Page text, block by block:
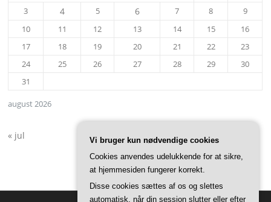
august 2026
3
4 5 6 7 8
9
10
11 12 13 14 15
16
17
18 19 20 21 22
23
24
25 26 27 28 29
30
31
« jul
Vi bruger kun nødvendige cookies
Cookies anvendes udelukkende for at sikre,
at hjemmesiden fungerer korrekt.
Disse cookies sættes af os og slettes
automatisk, når din session slutter eller efter